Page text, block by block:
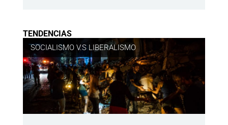
TENDENCIAS
SOCIALISMO V.S LIBERALISMO